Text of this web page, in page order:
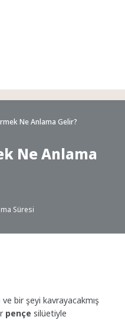
Ne Anlama Gelir?
Ne Anlama
Süresi
ve bir şeyi kavrayacakmış
pençe silüetiyle